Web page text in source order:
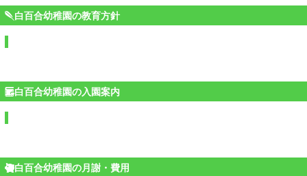
白百合幼稚園の教育方針
白百合幼稚園の入園案内
白百合幼稚園の月謝・費用